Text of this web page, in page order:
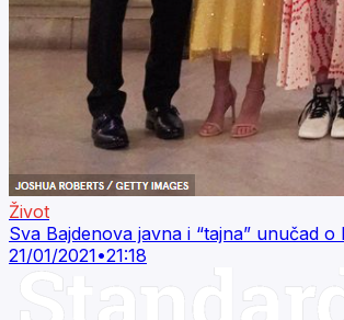
Život
Sva Bajdenova javna i “tajna” unučad o
21/01/2021•21:18